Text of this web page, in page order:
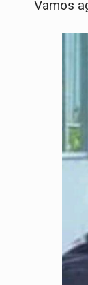
Vamos